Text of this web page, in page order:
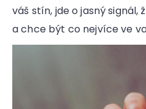
váš stín, jde o jasný signál,
a chce být co nejvíce ve